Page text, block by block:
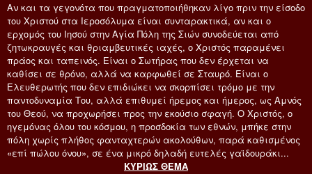
Αν και τα γεγονότα που πραγματοποιήθηκαν λίγο πριν την είσοδο
του Χριστού στα Ιεροσόλυμα είναι συνταρακτικά, αν και ο
ερχομός του Ιησού στην Αγία Πόλη της Σιών συνοδεύεται από
ζητωκραυγές και θριαμβευτικές ιαχές, ο Χριστός παραμένει
πράος και ταπεινός. Είναι ο Σωτήρας που δεν έρχεται να
καθίσει σε θρόνο, αλλά να καρφωθεί σε Σταυρό. Είναι ο
Ελευθερωτής που δεν επιδιώκει να σκορπίσει τρόμο με την
παντοδυναμία Του, αλλά επιθυμεί ήρεμος και ήμερος, ως Αμνός
του Θεού, να προχωρήσει προς την εκούσιο σφαγή. Ο Χριστός, ο
ηγεμόνας όλου του κόσμου, η προσδοκία των εθνών, μπήκε στην
πόλη χωρίς πλήθος φανταχτερών ακολούθων, παρά καθισμένος
«επί πώλου όνου», σε ένα μικρό δηλαδή ευτελές γαϊδουράκι...
ΚΥΡΙΩΣ ΘΕΜΑ